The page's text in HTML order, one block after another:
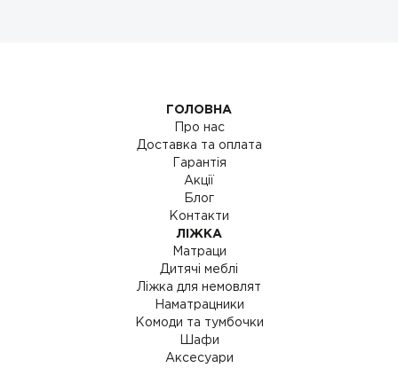
ГОЛОВНА
Про нас
Доставка та оплата
Гарантія
Акції
Блог
Контакти
ЛІЖКА
Матраци
Дитячі меблі
Ліжка для немовлят
Наматрацники
Комоди та тумбочки
Шафи
Аксесуари